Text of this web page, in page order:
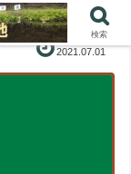
2021.07.01
検索